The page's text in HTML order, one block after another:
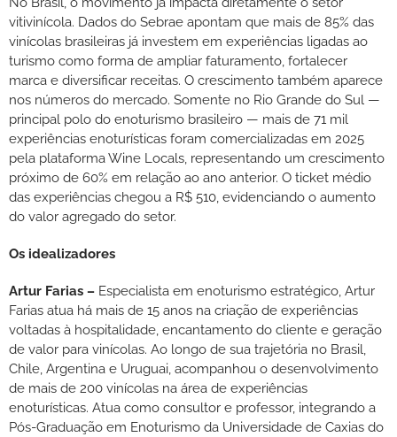
vitivinícola. Dados do Sebrae apontam que mais de 85% das
vinícolas brasileiras já investem em experiências ligadas ao
turismo como forma de ampliar faturamento, fortalecer
marca e diversificar receitas. O crescimento também aparece
nos números do mercado. Somente no Rio Grande do Sul —
principal polo do enoturismo brasileiro — mais de 71 mil
experiências enoturísticas foram comercializadas em 2025
pela plataforma Wine Locals, representando um crescimento
próximo de 60% em relação ao ano anterior. O ticket médio
das experiências chegou a R$ 510, evidenciando o aumento
do valor agregado do setor.
Os idealizadores
Artur Farias – Especialista em enoturismo estratégico, Artur
Farias atua há mais de 15 anos na criação de experiências
voltadas à hospitalidade, encantamento do cliente e geração
de valor para vinícolas. Ao longo de sua trajetória no Brasil,
Chile, Argentina e Uruguai, acompanhou o desenvolvimento
de mais de 200 vinícolas na área de experiências
enoturísticas. Atua como consultor e professor, integrando a
Pós-Graduação em Enoturismo da Universidade de Caxias do